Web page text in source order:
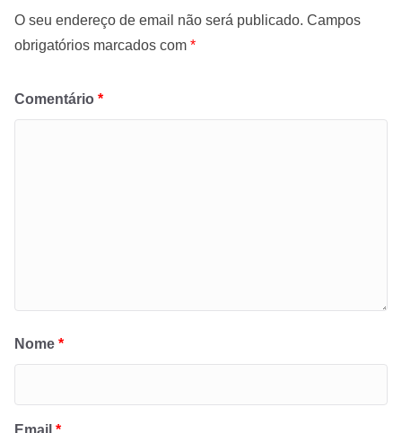
O seu endereço de email não será publicado. Campos
obrigatórios marcados com *
Comentário *
Nome *
Email *